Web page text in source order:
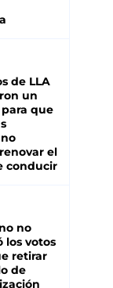
de LLA
un
que
el
conducir
no
los votos
retirar
de